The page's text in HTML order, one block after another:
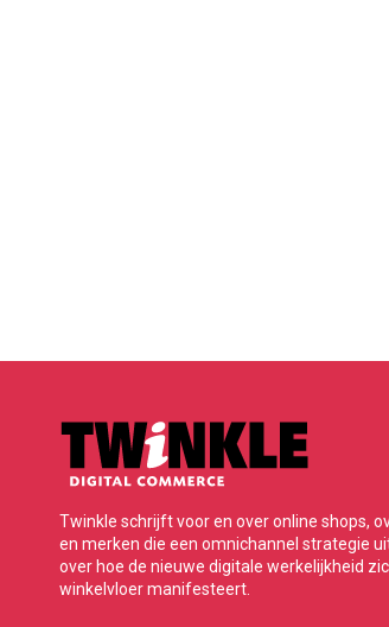
Twinkle schrijft voor en over online shops,
en merken die een omnichannel strategie
over hoe de nieuwe digitale werkelijkheid
winkelvloer manifesteert.